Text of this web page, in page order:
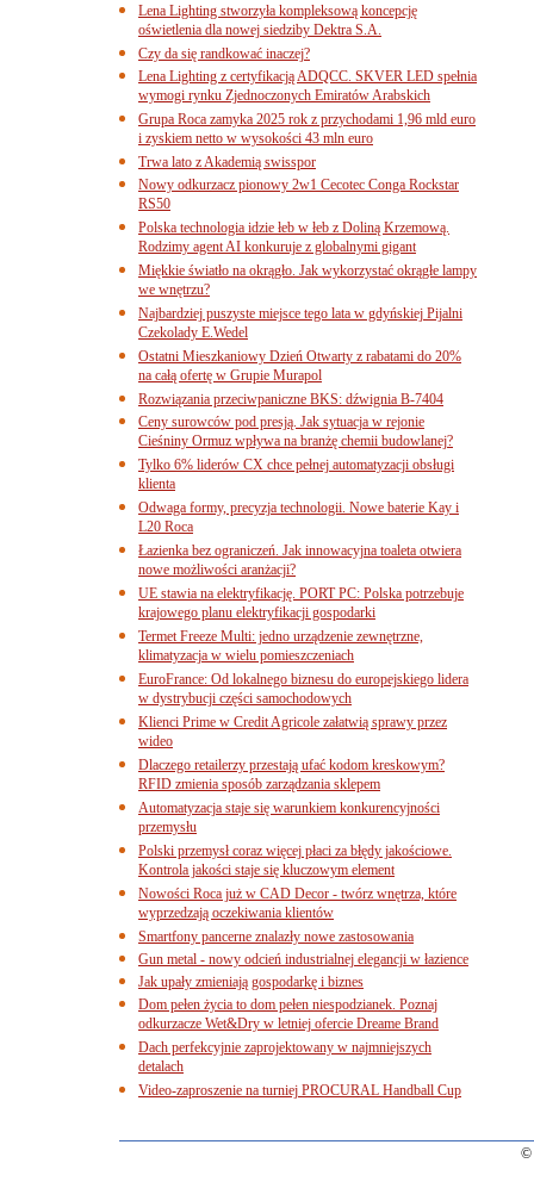
Lena Lighting stworzyła kompleksową koncepcję
oświetlenia dla nowej siedziby Dektra S.A.
Czy da się randkować inaczej?
Lena Lighting z certyfikacją ADQCC. SKVER LED spełnia
wymogi rynku Zjednoczonych Emiratów Arabskich
Grupa Roca zamyka 2025 rok z przychodami 1,96 mld euro
i zyskiem netto w wysokości 43 mln euro
Trwa lato z Akademią swisspor
Nowy odkurzacz pionowy 2w1 Cecotec Conga Rockstar
RS50
Polska technologia idzie łeb w łeb z Doliną Krzemową.
Rodzimy agent AI konkuruje z globalnymi gigant
Miękkie światło na okrągło. Jak wykorzystać okrągłe lampy
we wnętrzu?
Najbardziej puszyste miejsce tego lata w gdyńskiej Pijalni
Czekolady E.Wedel
Ostatni Mieszkaniowy Dzień Otwarty z rabatami do 20%
na całą ofertę w Grupie Murapol
Rozwiązania przeciwpaniczne BKS: dźwignia B-7404
Ceny surowców pod presją. Jak sytuacja w rejonie
Cieśniny Ormuz wpływa na branżę chemii budowlanej?
Tylko 6% liderów CX chce pełnej automatyzacji obsługi
klienta
Odwaga formy, precyzja technologii. Nowe baterie Kay i
L20 Roca
Łazienka bez ograniczeń. Jak innowacyjna toaleta otwiera
nowe możliwości aranżacji?
UE stawia na elektryfikację. PORT PC: Polska potrzebuje
krajowego planu elektryfikacji gospodarki
Termet Freeze Multi: jedno urządzenie zewnętrzne,
klimatyzacja w wielu pomieszczeniach
EuroFrance: Od lokalnego biznesu do europejskiego lidera
w dystrybucji części samochodowych
Klienci Prime w Credit Agricole załatwią sprawy przez
wideo
Dlaczego retailerzy przestają ufać kodom kreskowym?
RFID zmienia sposób zarządzania sklepem
Automatyzacja staje się warunkiem konkurencyjności
przemysłu
Polski przemysł coraz więcej płaci za błędy jakościowe.
Kontrola jakości staje się kluczowym element
Nowości Roca już w CAD Decor - twórz wnętrza, które
wyprzedzają oczekiwania klientów
Smartfony pancerne znalazły nowe zastosowania
Gun metal - nowy odcień industrialnej elegancji w łazience
Jak upały zmieniają gospodarkę i biznes
Dom pełen życia to dom pełen niespodzianek. Poznaj
odkurzacze Wet&Dry w letniej ofercie Dreame Brand
Dach perfekcyjnie zaprojektowany w najmniejszych
detalach
Video-zaproszenie na turniej PROCURAL Handball Cup
©